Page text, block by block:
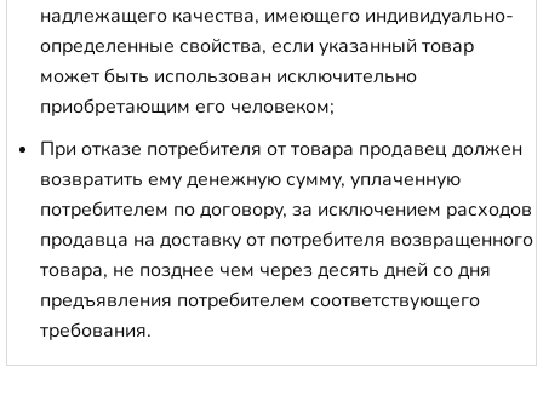
надлежащего качества, имеющего индивидуально-
определенные свойства, если указанный товар
может быть использован исключительно
приобретающим его человеком;
При отказе потребителя от товара продавец должен
возвратить ему денежную сумму, уплаченную
потребителем по договору, за исключением расходов
продавца на доставку от потребителя возвращенного
товара, не позднее чем через десять дней со дня
предъявления потребителем соответствующего
требования.